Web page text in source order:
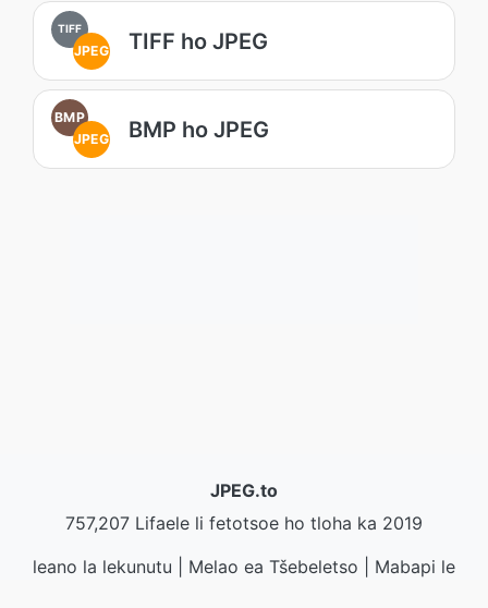
TIFF
JPEG TIFF ho JPEG
BMP
JPEG
BMP ho JPEG
JPEG.to
757,207 Lifaele li fetotsoe ho tloha ka 2019
leano la lekunutu
Melao ea Tšebeletso
Mabapi le